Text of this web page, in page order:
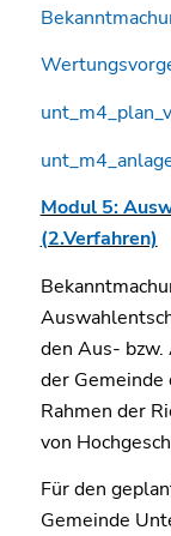
Modul 5:
(2.Verfahren)
den Aus- bzw.
der
Rahmen der
von
Für den
Gemeinde